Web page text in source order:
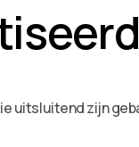
uitsluitend zijn